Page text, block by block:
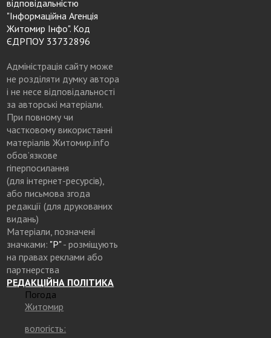
відповідальністю
"Інформаційна Агенція
Житомир Інфо". Код
ЄДРПОУ 33732896
Адміністрація сайту може
не розділяти думку автора
і не несе відповідальності
за авторські матеріали.
При повному чи
частковому використанні
матеріалів Житомир.info
обов’язкове
гіперпосилання
(для інтернет-ресурсів),
або письмова згода
редакції (для друкованих
видань)
Матеріали, позначені
значками: "Р"- розміщують
на правах реклами або
партнерства
РЕДАКЦІЙНА ПОЛІТИКА
Погода
Житомир
вологість: